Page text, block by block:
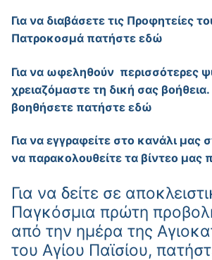
Για να διαβάσετε τις Προφητείες
Πατροκοσμά πατήστε εδώ
Για να ωφεληθούν περισσότερες
χρειαζόμαστε τη δική σας βοήθεια.
βοηθήσετε πατήστε εδώ
Για να εγγραφείτε στο κανάλι μας
να παρακολουθείτε τα βίντεο μας
Για να δείτε σε
Παγκόσμια πρώτη
από την ημέρα της
του Αγίου Παϊσίου,